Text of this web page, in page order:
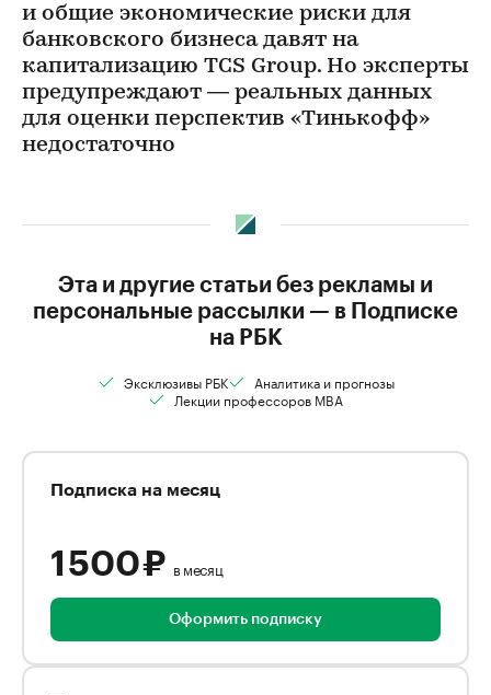
и общие экономические риски для
банковского бизнеса давят на
капитализацию TCS Group. Но эксперты
предупреждают — реальных данных
для оценки перспектив «Тинькофф»
недостаточно
Эта и другие статьи без рекламы и
персональные рассылки — в Подписке
на РБК
Эксклюзивы РБК
Аналитика и прогнозы
Лекции профессоров MBA
Подписка на месяц
1 500 ₽ в месяц
Оформить подписку